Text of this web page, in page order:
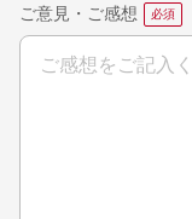
ご意見・ご感想